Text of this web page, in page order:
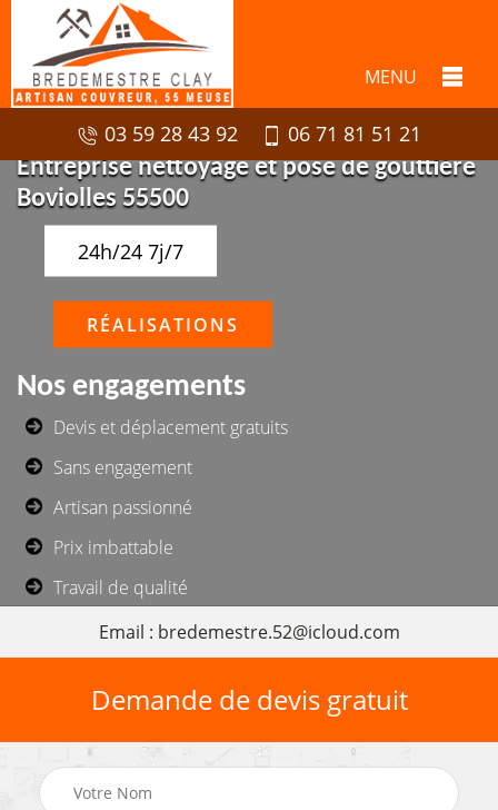
MENU
03 59 28 43 92
06 71 81 51 21
Entreprise nettoyage et pose de gouttière
Boviolles 55500
24h/24 7j/7
RÉALISATIONS
Nos engagements
Devis et déplacement gratuits
Sans engagement
Artisan passionné
Prix imbattable
Travail de qualité
Email : bredemestre.52@icloud.com
Demande de devis gratuit